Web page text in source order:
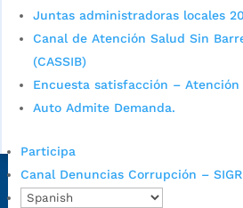
Juntas administradoras locales
Canal de Atención Salud Sin
(CASSIB)
Encuesta satisfacción – Atención
Auto Admite Demanda.
Participa
Canal Denuncias Corrupción –
Dirección Fase I:Calle 35 # 10-43,